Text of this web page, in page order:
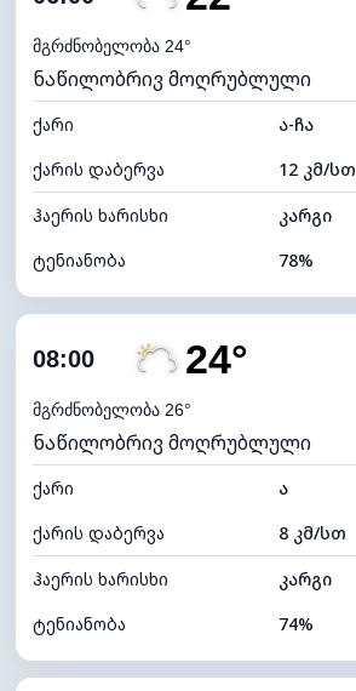
ნამის წერტილი
ხილვადობა
10 კმ
განათების ინდექსი 0 (ბნელი)
ღრუბლის სიმაღლე 7600 მ
მგრძნობელობა 24°
ნაწილობრივ მოღრუბლული
ქარი
ა-ჩა
ქარის დაბერვა
12 კმ/სთ
ჰაერის ხარისხი
კარგი
ტენიანობა
78%
ღრუბლიანობა
ნამის წერტილი
ხილვადობა
10 კმ
განათების ინდექსი 0 (ბნელი)
ღრუბლის სიმაღლე 7920 მ
08:00 24°
მგრძნობელობა 26°
ნაწილობრივ მოღრუბლული
ქარი
ა
ქარის დაბერვა
8 კმ/სთ
ჰაერის ხარისხი
კარგი
ტენიანობა
74%